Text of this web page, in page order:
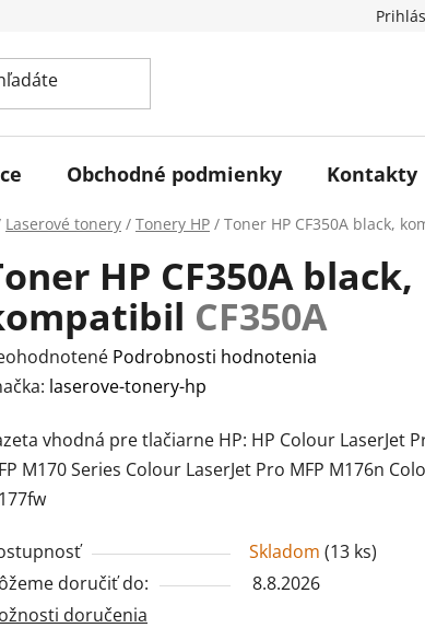
Obchodné podmienky Kontakty
Laserové tonery / Tonery HP / Toner HP CF350A black,
HP CF350A black,
CF350A
Podrobnosti hodnotenia
laserove-tonery-hp
vhodná pre tlačiarne HP: HP Colour LaserJet
M170 Series Colour LaserJet Pro MFP M176n
Skladom (13 ks)
doručiť do:
8.8.2026
doručenia